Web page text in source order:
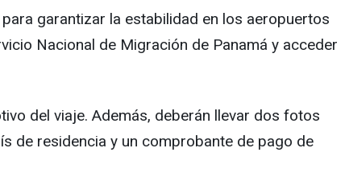
garantizar la estabilidad en los aeropuertos
Nacional de Migración de Panamá y acceder
del viaje. Además, deberán llevar dos fotos
de residencia y un comprobante de pago de